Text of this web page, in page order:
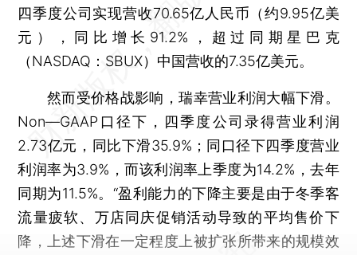
四季度公司实现营收70.65亿人民币（约9.95亿美
元），同比增长91.2%，超过同期星巴克
（NASDAQ：SBUX）中国营收的7.35亿美元。
然而受价格战影响，瑞幸营业利润大幅下滑。
Non—GAAP口径下，四季度公司录得营业利润
2.73亿元，同比下滑35.9%；同口径下四季度营业
利润率为3.9%，而该利润率上季度为14.2%，去年
同期为11.5%。“盈利能力的下降主要是由于冬季客
流量疲软、万店同庆促销活动导致的平均售价下
降，上述下滑在一定程度上被扩张所带来的规模效